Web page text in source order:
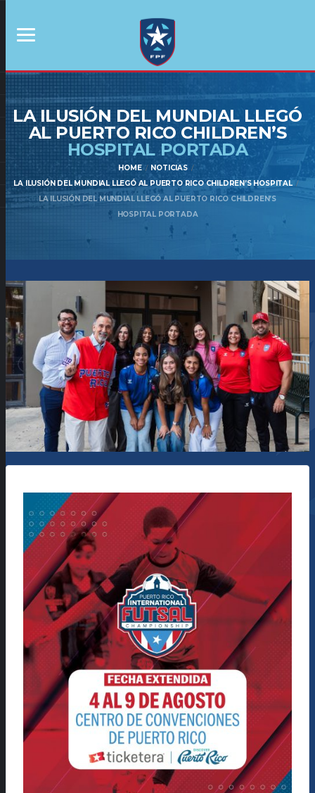
LA ILUSIÓN DEL MUNDIAL LLEGÓ
AL PUERTO RICO CHILDREN’S
HOSPITAL PORTADA
HOME
NOTICIAS
LA ILUSIÓN DEL MUNDIAL LLEGÓ AL PUERTO RICO CHILDREN’S HOSPITAL
LA ILUSIÓN DEL MUNDIAL LLEGÓ AL PUERTO RICO CHILDREN’S
HOSPITAL PORTADA